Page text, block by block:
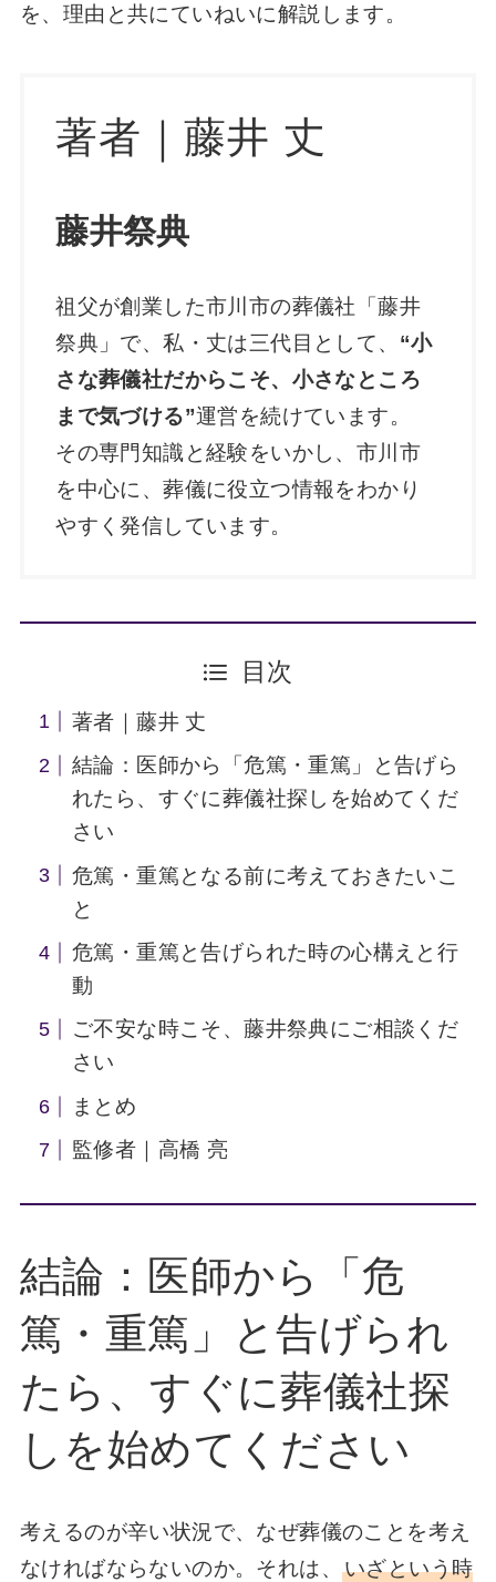
を、理由と共にていねいに解説します。
著者｜藤井 丈
藤井祭典
祖父が創業した市川市の葬儀社「藤井
祭典」で、私・丈は三代目として、 “小
さな葬儀社だからこそ、小さなところ
まで気づける”運営を続けています。
その専門知識と経験をいかし、市川市
を中心に、葬儀に役立つ情報をわかり
やすく発信しています。
目次
著者｜藤井 丈
結論：医師から「危篤・重篤」と告げら
れたら、すぐに葬儀社探しを始めてくだ
さい
危篤・重篤となる前に考えておきたいこ
と
危篤・重篤と告げられた時の心構えと行
動
ご不安な時こそ、藤井祭典にご相談くだ
さい
まとめ
監修者｜高橋 亮
結論：医師から「危
篤・重篤」と告げられ
たら、すぐに葬儀社探
しを始めてください
考えるのが辛い状況で、なぜ葬儀のことを考え
なければならないのか。それは、 いざという時